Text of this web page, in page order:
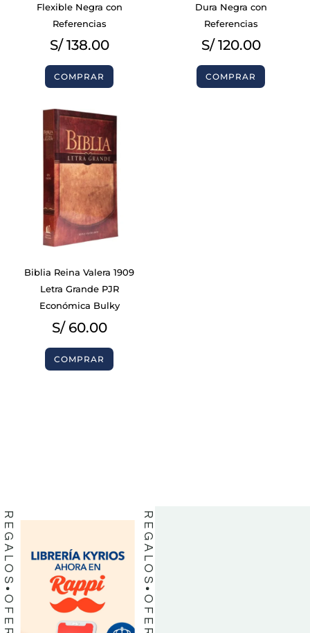
Flexible Negra con
Referencias
S/138.00
COMPRAR
Dura Negra con
Referencias
S/120.00
COMPRAR
Biblia Reina Valera 1909
Letra Grande PJR
Económica Bulky
S/60.00
COMPRAR
REGALOS
REGALOS